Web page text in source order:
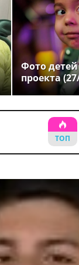
Фото
проекта